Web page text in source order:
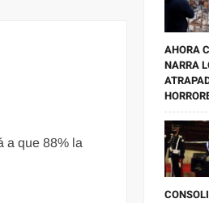
a que 88% la
AHORA
NARRA